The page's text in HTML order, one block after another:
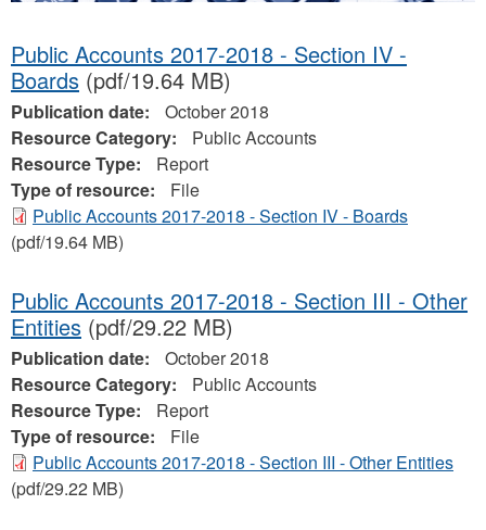
Public Accounts 2017-2018 - Section IV -
Boards (pdf/19.64 MB)
Publication date:
October 2018
Resource Category:
Public Accounts
Resource Type:
Report
Type of resource:
File
Public Accounts 2017-2018 - Section IV - Boards
(pdf/19.64 MB)
Public Accounts 2017-2018 - Section III - Other
Entities (pdf/29.22 MB)
Publication date:
October 2018
Resource Category:
Public Accounts
Resource Type:
Report
Type of resource:
File
Public Accounts 2017-2018 - Section III - Other Entities
(pdf/29.22 MB)